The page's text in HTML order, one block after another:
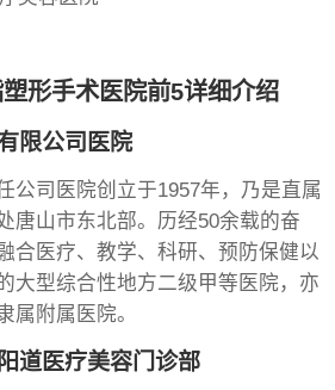
形手术医院前5详细介绍
限公司医院
公司医院创立于1957年，乃是直属
唐山市东北部。历经50余载的奋
合医疗、教学、科研、预防保健以
大型综合性地方二级甲等医院，亦
属附属医院。
道医疗美容门诊部